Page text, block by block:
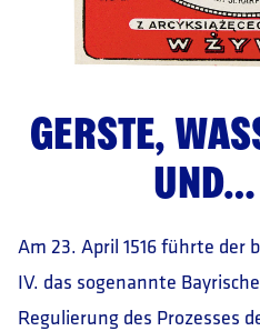
GERSTE,
UND…
Am 23. April 1516 führte der
IV. das sogenannte
Regulierung des Prozesses